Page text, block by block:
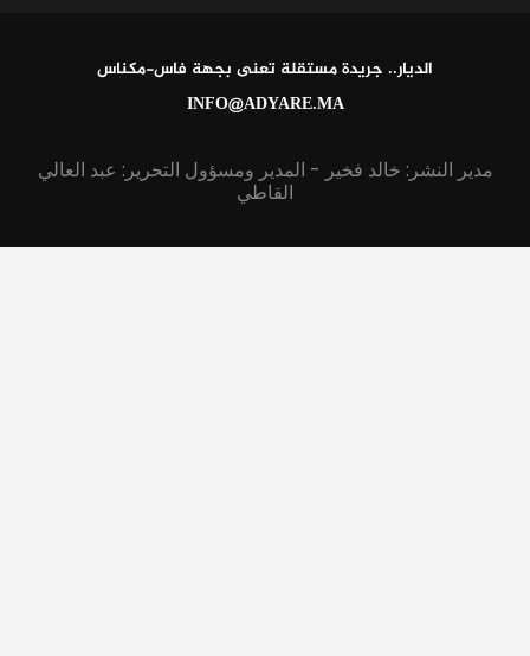
الديار.. جريدة مستقلة تعنى بجهة فاس-مكناس
INFO@ADYARE.MA
مدير النشر: خالد فخير - المدير ومسؤول التحرير: عبد العالي
القاطي